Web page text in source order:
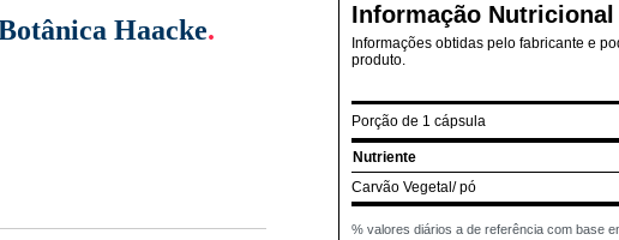
Haacke. Informação Nutricional
Informações obtidas pelo fabricante e
produto.
Porção de 1 cápsula
Nutriente
Carvão Vegetal/ pó
% valores diários a de referência com base